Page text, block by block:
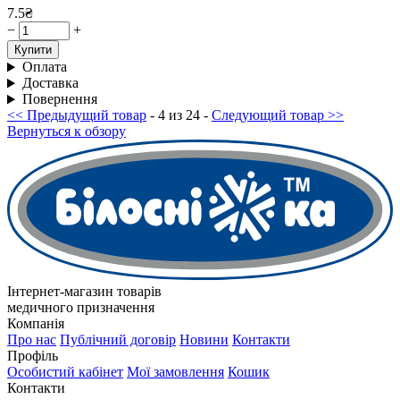
7.5₴
−
+
Купити
Оплата
Доставка
Повернення
<< Предыдущий товар - 4 из 24 - Следующий товар >>
Вернуться к обзору
Інтернет-магазин товарів
медичного призначення
Компанія
Про нас Публічний договір Новини Контакти
Профіль
Особистий кабінет Мої замовлення Кошик
Контакти